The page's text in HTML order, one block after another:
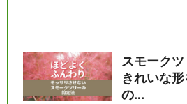
スモーク
きれいな
の...